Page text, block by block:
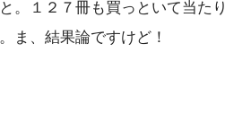
。１２７冊も買っといて当たり
ま、結果論ですけど！